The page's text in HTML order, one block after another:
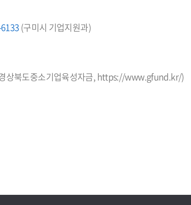
(구미시 기업지원과)
상북도중소기업육성자금,https://www.gfund.kr/)